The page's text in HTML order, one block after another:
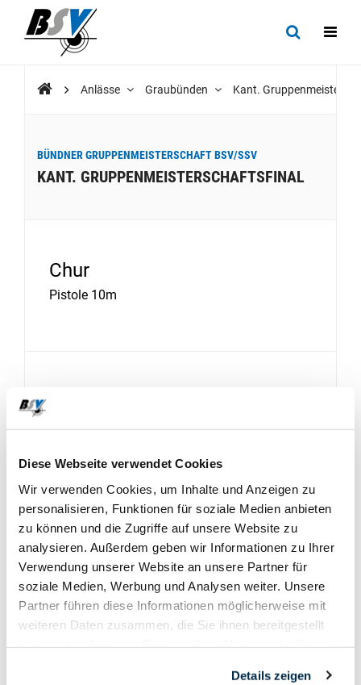
Diese Webseite verwendet Cookies
Wir verwenden Cookies, um Inhalte und Anzeigen zu
personalisieren, Funktionen für soziale Medien anbieten
zu können und die Zugriffe auf unsere Website zu
analysieren. Außerdem geben wir Informationen zu Ihrer
Verwendung unserer Website an unsere Partner für
soziale Medien, Werbung und Analysen weiter. Unsere
Partner führen diese Informationen möglicherweise mit
weiteren Daten zusammen, die Sie ihnen bereitgestellt
Details zeigen
Anlässe Graubünden Kant.
BÜNDNER GRUPPENMEISTERSCHAFT BSV/SSV
KANT. GRUPPENMEISTERSCHAFTSFINAL
Chur
Pistole 10m
2019